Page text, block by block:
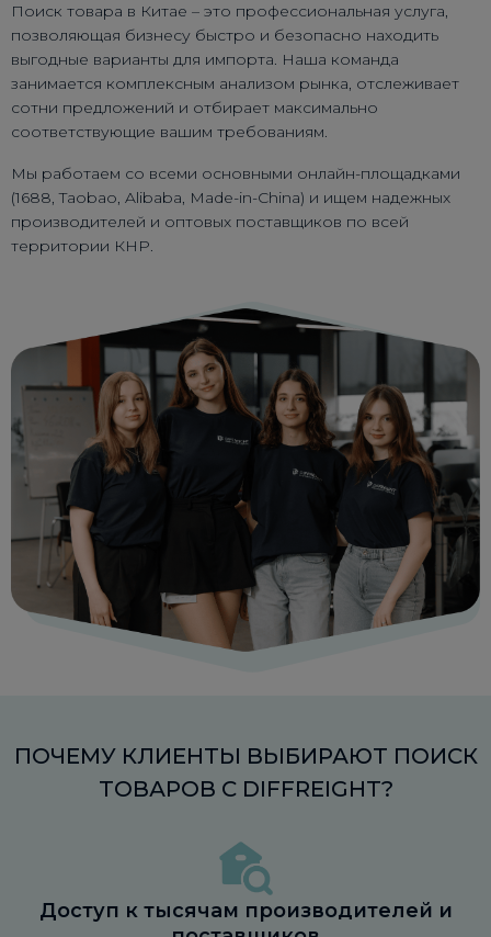
Поиск товара в Китае – это профессиональная услуга,
позволяющая бизнесу быстро и безопасно находить
выгодные варианты для импорта. Наша команда
занимается комплексным анализом рынка, отслеживает
сотни предложений и отбирает максимально
соответствующие вашим требованиям.
Мы работаем со всеми основными онлайн-площадками
(1688, Taobao, Alibaba, Made-in-China) и ищем надежных
производителей и оптовых поставщиков по всей
территории КНР.
ПОЧЕМУ КЛИЕНТЫ ВЫБИРАЮТ ПОИСК
ТОВАРОВ С DIFFREIGHT?
Доступ к тысячам производителей и